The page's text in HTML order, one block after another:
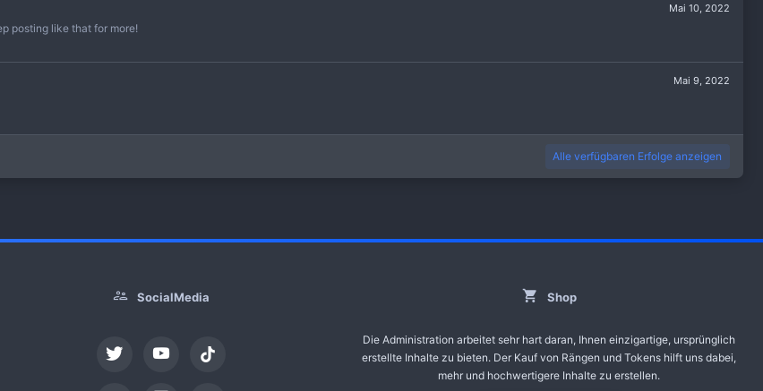
Mai 10, 2022
posting like that for more!
Mai 9, 2022
Alle verfügbaren Erfolge anzeigen
SocialMedia
tiktok
Shop
Die Administration arbeitet sehr hart daran, Ihnen einzigartige, ursprünglich
erstellte Inhalte zu bieten. Der Kauf von Rängen und Tokens hilft uns dabei,
mehr und hochwertigere Inhalte zu erstellen.